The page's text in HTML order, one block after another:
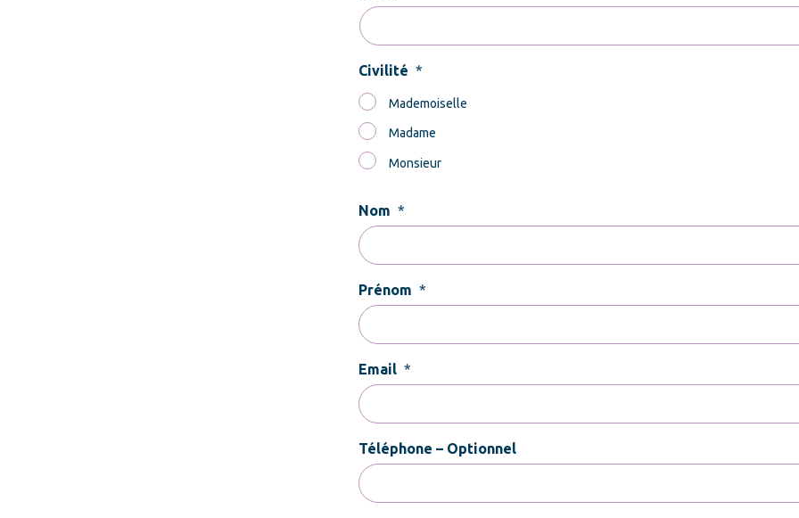
Civilité *
Mademoiselle
Madame
Monsieur
Nom *
Prénom *
Email *
Téléphone – Optionnel